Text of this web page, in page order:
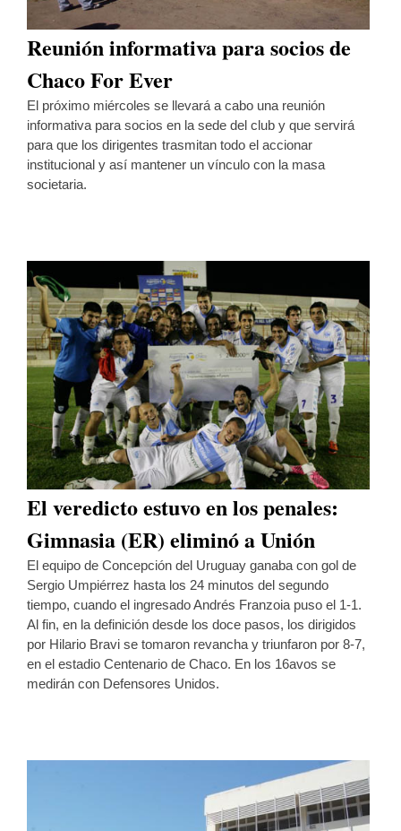
Reunión informativa para socios de
Chaco For Ever
El próximo miércoles se llevará a cabo una reunión
informativa para socios en la sede del club y que servirá
para que los dirigentes trasmitan todo el accionar
institucional y así mantener un vínculo con la masa
societaria.
El veredicto estuvo en los penales:
Gimnasia (ER) eliminó a Unión
El equipo de Concepción del Uruguay ganaba con gol de
Sergio Umpiérrez hasta los 24 minutos del segundo
tiempo, cuando el ingresado Andrés Franzoia puso el 1-1.
Al fin, en la definición desde los doce pasos, los dirigidos
por Hilario Bravi se tomaron revancha y triunfaron por 8-7,
en el estadio Centenario de Chaco. En los 16avos se
medirán con Defensores Unidos.